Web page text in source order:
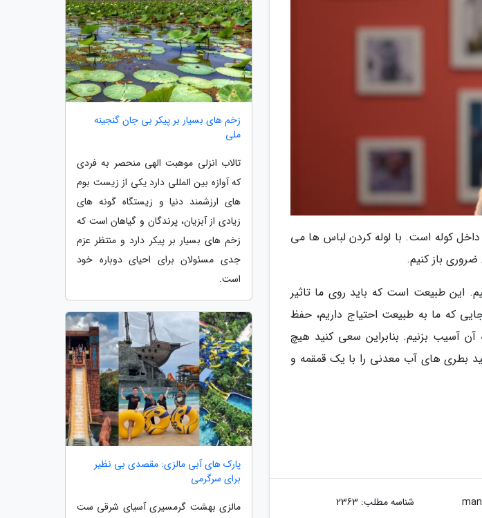
کوله است. با لوله کردن لباس ها می
باز کنیم.
این طبیعت است که باید روی ما تاثیر
که ما به طبیعت احتیاج داریم، حفظ
آسیب بزنیم. بنابراین سعی کنید هیچ
بطری های آب معدنی را با یک قمقمه و
شناسه مطلب: 2363
زخم های بسیار بر پیکر بی جان گنجینه
ملی
تالاب انزلی موهبت الهی منحصر به فردی
که آوازه بین المللی دارد یکی از زیست بوم
های ارزشمند دنیا و زیستگاه گونه های
زیادی از آبزیان، پرندگان و گیاهان است که
زخم های بسیار بر پیکر دارد و منتظر عزم
جدی مسئولان برای احیای دوباره خود
است.
پارک های آبی مالزی: مقصدی بی نظیر
برای سرگرمی
مالزی بهشت گرمسیری آسیای شرقی ست